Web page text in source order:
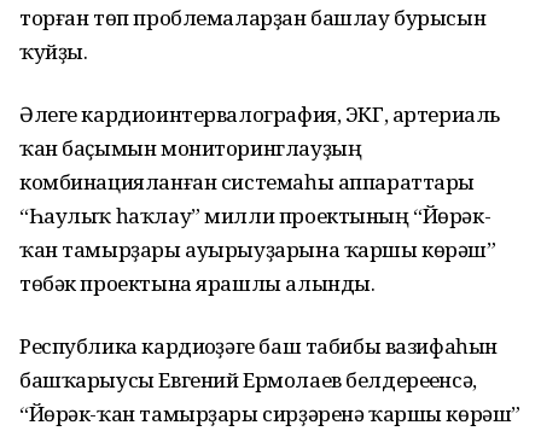
торған төп проблемаларҙан башлау бурысын
ҡуйҙы.
Әлеге кардиоинтервалография, ЭКГ, артериаль
ҡан баҫымын мониторинглауҙың
комбинацияланған системаһы аппараттары
“Һаулыҡ һаҡлау” милли проектының “Йөрәк-
ҡан тамырҙары ауырыуҙарына ҡаршы көрәш”
төбәк проектына ярашлы алынды.
Республика кардиоүҙәге баш табибы вазифаһын
башҡарыусы Евгений Ермолаев белдереүенсә,
“Йөрәк-ҡан тамырҙары сирҙәренә ҡаршы көрәш”